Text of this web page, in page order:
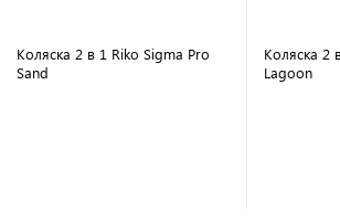
Коляска 2 в 1 Riko Sigma Pro
Sand
Коляска 2
Lagoon